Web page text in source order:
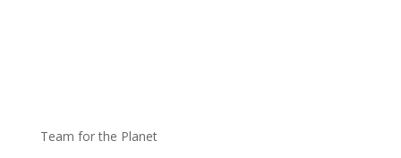
Team for the Planet